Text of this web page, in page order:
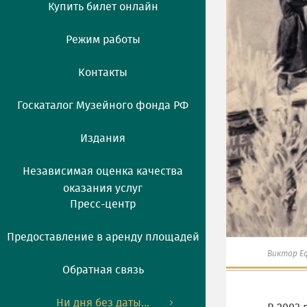
Купить билет онлайн
Режим работы
Контакты
Госкаталог Музейного фонда РФ
Издания
Независимая оценка качества
оказания услуг
Пресс-центр
Предоставление в аренду площадей
Обратная связь
Ни дня без даты...
Виктор